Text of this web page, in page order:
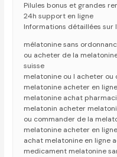
Pilules bonus et grandes
24h support en ligne
Informations détaillées
mélatonine sans
ou acheter de la
suisse
melatonine ou l acheter
melatonine acheter en
melatonine achat
melatonin acheter
ou commander de la
melatonine acheter en
achat melatonine en ligne
medicament melatonine